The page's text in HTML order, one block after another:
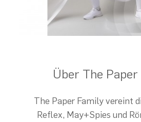
Über The
The Paper Family vereint
Reflex, May+Spies und